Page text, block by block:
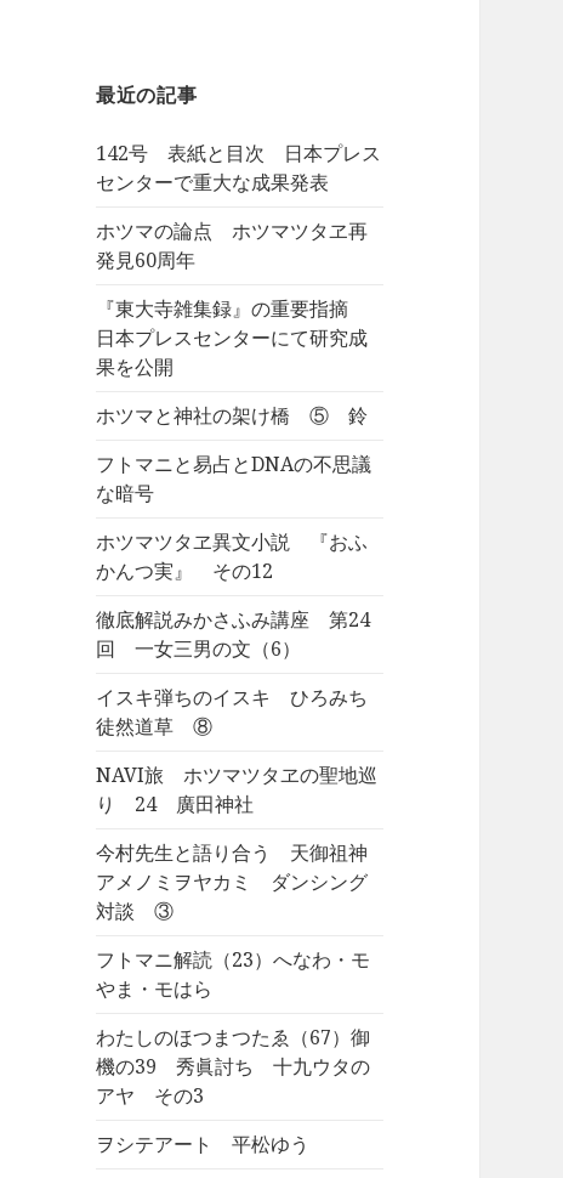
ぶ
最近の記事
142号 表紙と目次 日本プレス
センターで重大な成果発表
ホツマの論点 ホツマツタヱ再
発見60周年
『東大寺雑集録』の重要指摘
日本プレスセンターにて研究成
果を公開
ホツマと神社の架け橋 ⑤ 鈴
フトマニと易占とDNAの不思議
な暗号
ホツマツタヱ異文小説 『おふ
かんつ実』 その12
徹底解説みかさふみ講座 第24
回 一女三男の文（6）
イスキ弾ちのイスキ ひろみち
徒然道草 ⑧
NAVI旅 ホツマツタヱの聖地巡
り 24 廣田神社
今村先生と語り合う 天御祖神
アメノミヲヤカミ ダンシング
対談 ③
フトマニ解読（23）へなわ・モ
やま・モはら
わたしのほつまつたゑ（67）御
機の39 秀眞討ち 十九ウタの
アヤ その3
ヲシテアート 平松ゆう